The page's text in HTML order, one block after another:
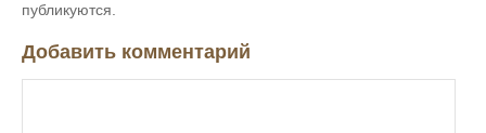
публикуются.
Добавить комментарий